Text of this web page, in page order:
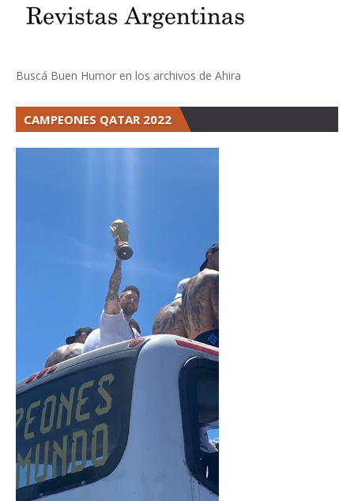
Buscá Buen Humor en los archivos de Ahira
CAMPEONES QATAR 2022